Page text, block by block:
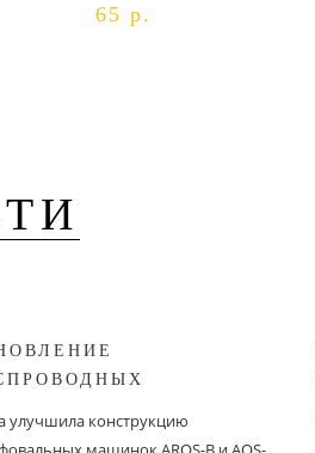
65 р.
улучшила конструкцию